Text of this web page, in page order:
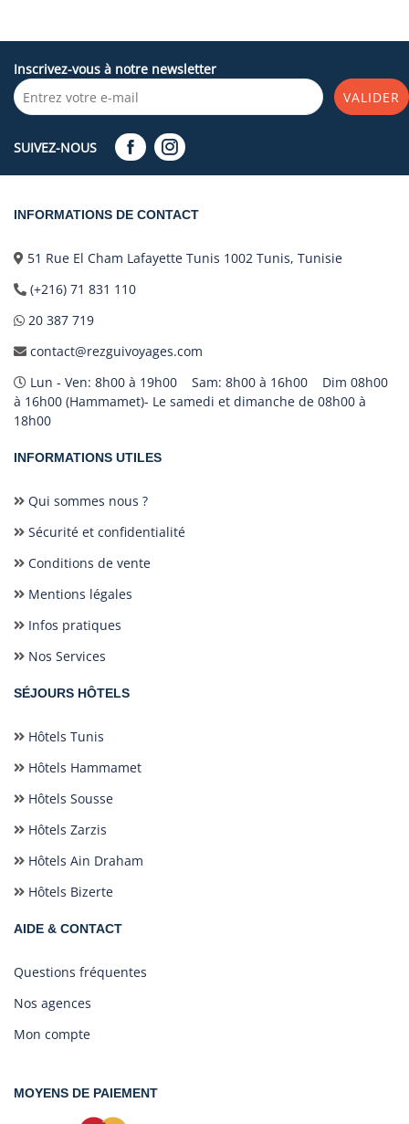
Inscrivez-vous à notre newsletter
VALIDER
SUIVEZ-NOUS
INFORMATIONS DE CONTACT
51 Rue El Cham Lafayette Tunis 1002 Tunis, Tunisie
(+216) 71 831 110
20 387 719
contact@rezguivoyages.com
Lun - Ven: 8h00 à 19h00 Sam: 8h00 à 16h00 Dim 08h00
à 16h00 (Hammamet)- Le samedi et dimanche de 08h00 à
18h00
INFORMATIONS UTILES
Qui sommes nous ?
Sécurité et confidentialité
Conditions de vente
Mentions légales
Infos pratiques
Nos Services
SÉJOURS HÔTELS
Hôtels Tunis
Hôtels Hammamet
Hôtels Sousse
Hôtels Zarzis
Hôtels Ain Draham
Hôtels Bizerte
AIDE & CONTACT
Questions fréquentes
Nos agences
Mon compte
MOYENS DE PAIEMENT